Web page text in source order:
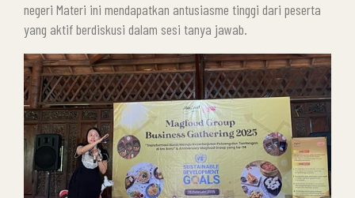
negeri Materi ini mendapatkan antusiasme tinggi dari peserta
yang aktif berdiskusi dalam sesi tanya jawab.